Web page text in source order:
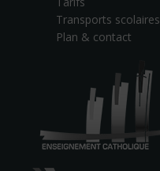
Transports scolaires
Plan & contact